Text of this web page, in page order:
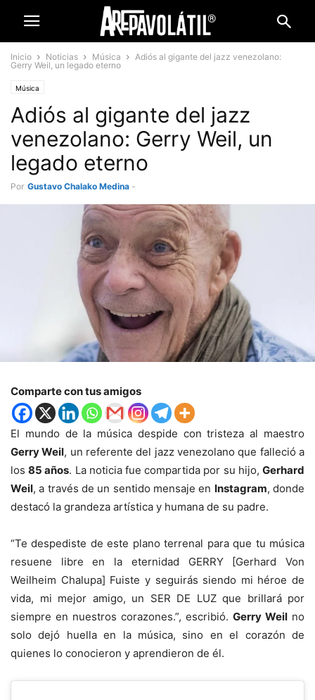
Inicio Noticias Música
Adiós al gigante del jazz venezolano:
Gerry Weil, un legado eterno
Música
Adiós al gigante del jazz
venezolano: Gerry Weil, un
legado eterno
Por Gustavo Chalako Medina -
Comparte con tus amigos
El mundo de la música despide con tristeza al maestro
Gerry Weil, un referente del jazz venezolano que falleció a
los85 años. La noticia fue compartida por su hijo,Gerhard
Weil, a través de un sentido mensaje en Instagram, donde
destacó la grandeza artística y humana de su padre.
“Te despediste de este plano terrenal para que tu música
resuene libre en la eternidad GERRY [Gerhard Von
Weilheim Chalupa] Fuiste y seguirás siendo mi héroe de
vida, mi mejor amigo, un SER DE LUZ que brillará por
siempre en nuestros corazones.”, escribió. Gerry Weil no
solo dejó huella en la música, sino en el corazón de
quienes lo conocieron y aprendieron de él.